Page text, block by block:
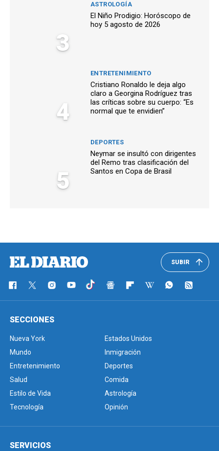
3
ASTROLOGÍA
El Niño Prodigio: Horóscopo de
hoy 5 agosto de 2026
4
ENTRETENIMIENTO
Cristiano Ronaldo le deja algo
claro a Georgina Rodríguez tras
las críticas sobre su cuerpo: “Es
normal que te envidien”
5
DEPORTES
Neymar se insultó con dirigentes
del Remo tras clasificación del
Santos en Copa de Brasil
SUBIR
SECCIONES
Nueva York
Estados Unidos
Mundo
Inmigración
Entretenimiento
Deportes
Salud
Comida
Estilo de Vida
Astrología
Tecnología
Opinión
SERVICIOS